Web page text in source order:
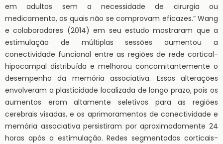
em adultos sem a necessidade de cirurgia ou
medicamento, os quais não se comprovam eficazes.” Wang
e colaboradores (2014) em seu estudo mostraram que a
estimulação de múltiplas sessões aumentou a
conectividade funcional entre as regiões de rede cortical-
hipocampal distribuída e melhorou concomitantemente o
desempenho da memória associativa. Essas alterações
envolveram a plasticidade localizada de longo prazo, pois os
aumentos eram altamente seletivos para as regiões
cerebrais visadas, e os aprimoramentos de conectividade e
memória associativa persistiram por aproximadamente 24
horas após a estimulação. Redes segmentadas corticais-